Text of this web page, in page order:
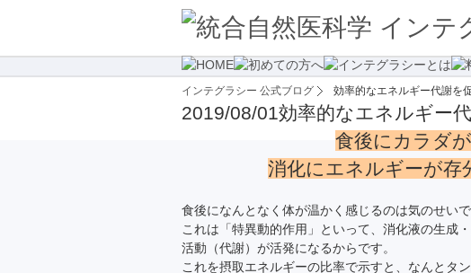
インテグラシー 公式ブログ
効率的なエネルギー代謝を
2019/08/01効率的なエネルギー
食後にカラダ
消化にエネルギーが存
食後になんとなく体が温かく感じるのは気のせいで
これは「特異動的作用」といって、消化液の生成
活動（代謝）が活発になるからです。
これを摂取エネルギーの比率で示すと、なんとタ